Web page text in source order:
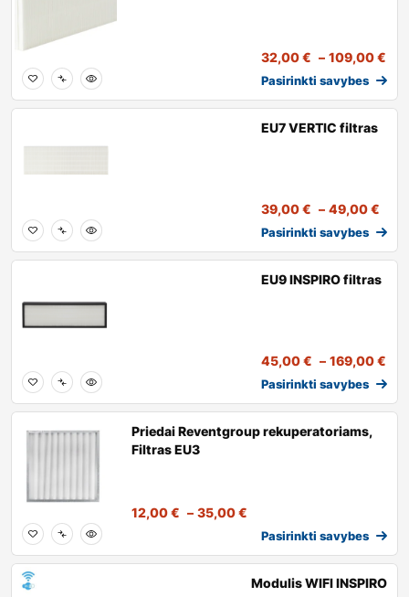
32,00€ – 109,00€
Pasirinkti savybes
EU7 VERTIC filtras
39,00€ – 49,00€
Pasirinkti savybes
EU9 INSPIRO filtras
45,00€ – 169,00€
Pasirinkti savybes
Priedai Reventgroup rekuperatoriams,
Filtras EU3
12,00€ – 35,00€
Pasirinkti savybes
Modulis WIFI INSPIRO